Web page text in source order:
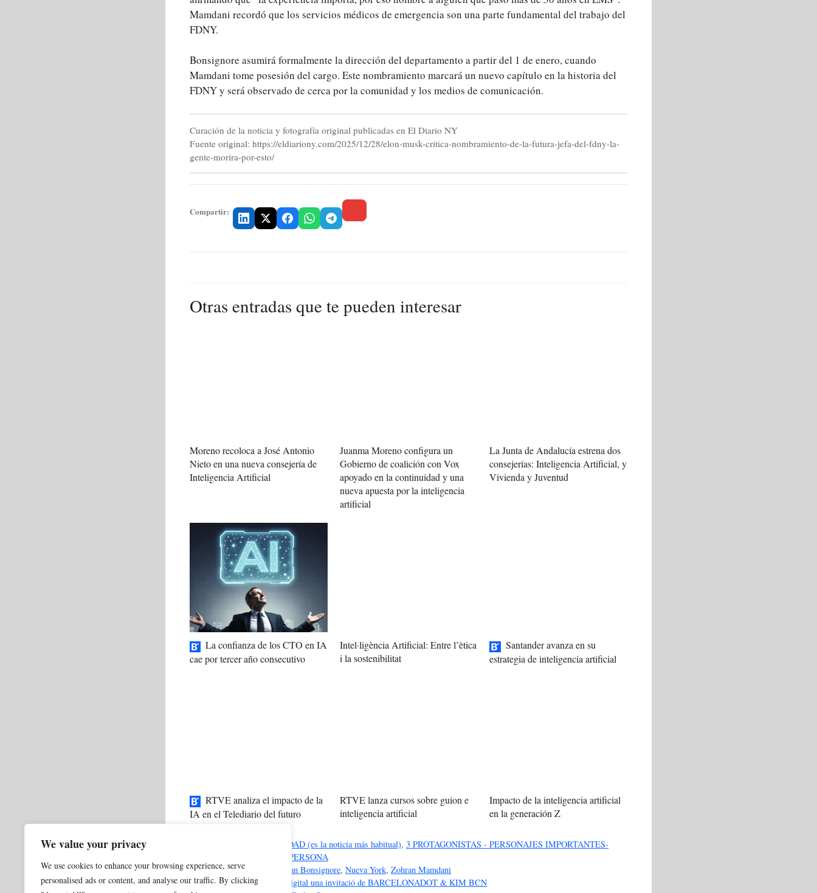
We value your privacy
We use cookies to enhance your browsing experience, serve
personalised ads or content, and analyse our traffic. By clicking
Mamdani recordó que los servicios médicos de emergencia son una parte fundamental del trabajo del
FDNY.
Bonsignore asumirá formalmente la dirección del departamento a partir del 1 de enero, cuando
Mamdani tome posesión del cargo. Este nombramiento marcará un nuevo capítulo en la historia del
FDNY y será observado de cerca por la comunidad y los medios de comunicación.
Curación de la noticia y fotografía original publicadas en El Diario NY
Fuente original: https://eldiariony.com/2025/12/28/elon-musk-critica-nombramiento-de-la-futura-jefa-del-fdny-la-
gente-morira-por-esto/
Compartir:
Otras entradas que te pueden interesar
Moreno recoloca a José Antonio
Nieto en una nueva consejería de
Inteligencia Artificial
Juanma Moreno configura un
Gobierno de coalición con Vox
apoyado en la continuidad y una
nueva apuesta por la inteligencia
artificial
La Junta de Andalucía estrena dos
consejerías: Inteligencia Artificial, y
Vivienda y Juventud
La confianza de los CTO en IA
cae por tercer año consecutivo
Intel·ligència Artificial: Entre l’ètica
i la sostenibilitat
Santander avanza en su
estrategia de inteligencia artificial
RTVE analiza el impacto de la
IA en el Telediario del futuro
RTVE lanza cursos sobre guion e
inteligencia artificial
Impacto de la inteligencia artificial
en la generación Z
0 NORMAL ACTUALIDAD (es la noticia más habitual),3 PROTAGONISTAS - PERSONAJES IMPORTANTES-
SIEMPRE HAY FOTO DE PERSONA
Etiquetas
Elon Musk, Lillian Bonsignore,Nueva York,Zohran Mamdani
21 gener 2026 Tertulia Digital una invitació de BARCELONADOT & KIM BCN